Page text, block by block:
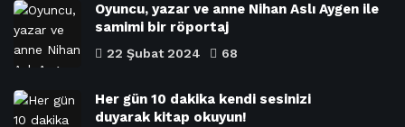
Oyuncu, yazar ve anne Nihan Aslı Aygen ile
samimi bir röportaj
22 Şubat 2024 68
Her gün 10 dakika kendi sesinizi
duyarak kitap okuyun!